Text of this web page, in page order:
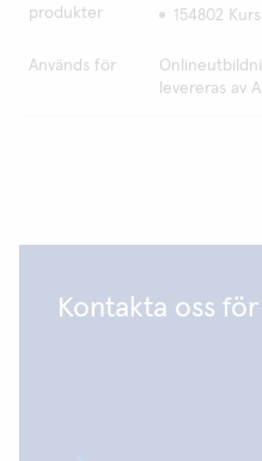
produkter
154802
Används för
levereras av
Kontakta oss